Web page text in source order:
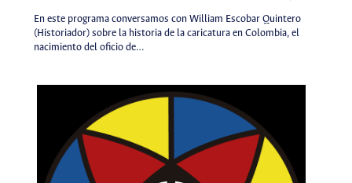
En este programa conversamos con William Escobar Quintero
(Historiador) sobre la historia de la caricatura en Colombia, el
nacimiento del oficio de…